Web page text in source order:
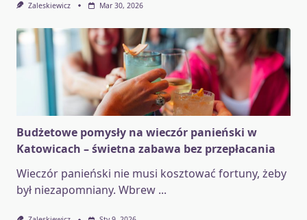
Zaleskiewicz Mar 30, 2026
Budżetowe pomysły na wieczór panieński w
Katowicach – świetna zabawa bez przepłacania
Wieczór panieński nie musi kosztować fortuny, żeby
był niezapomniany. Wbrew ...